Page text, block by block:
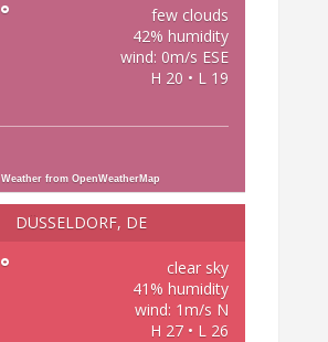
°
few clouds
42% humidity
wind: 0m/s ESE
H 20 • L 19
Weather from OpenWeatherMap
DÜSSELDORF, DE
°
clear sky
41% humidity
wind: 1m/s N
H 27 • L 26